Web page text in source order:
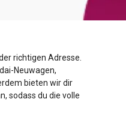
richtigen Adresse.
-Neuwagen,
bieten wir dir
sodass du die volle